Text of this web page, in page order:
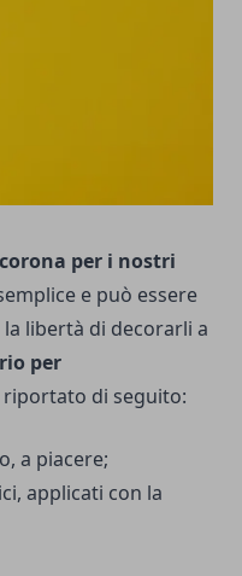
per i nostri
e può essere
libertà di decorarli a
per
riportato di seguito:
a piacere;
applicati con la